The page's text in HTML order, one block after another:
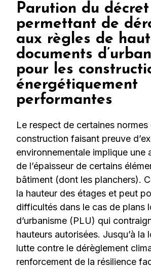
Parution du décret
permettant de
aux règles de
documents
pour les
énergétiquement
performantes
Le respect de certaines normes
construction faisant preuve
environnementale implique une
de l’épaisseur de certains
bâtiment (dont les planchers).
la hauteur des étages et peut
difficultés dans le cas de plans
d’urbanisme (PLU) qui
hauteurs autorisées. Jusqu’à la
lutte contre le dérèglement
renforcement de la résilience